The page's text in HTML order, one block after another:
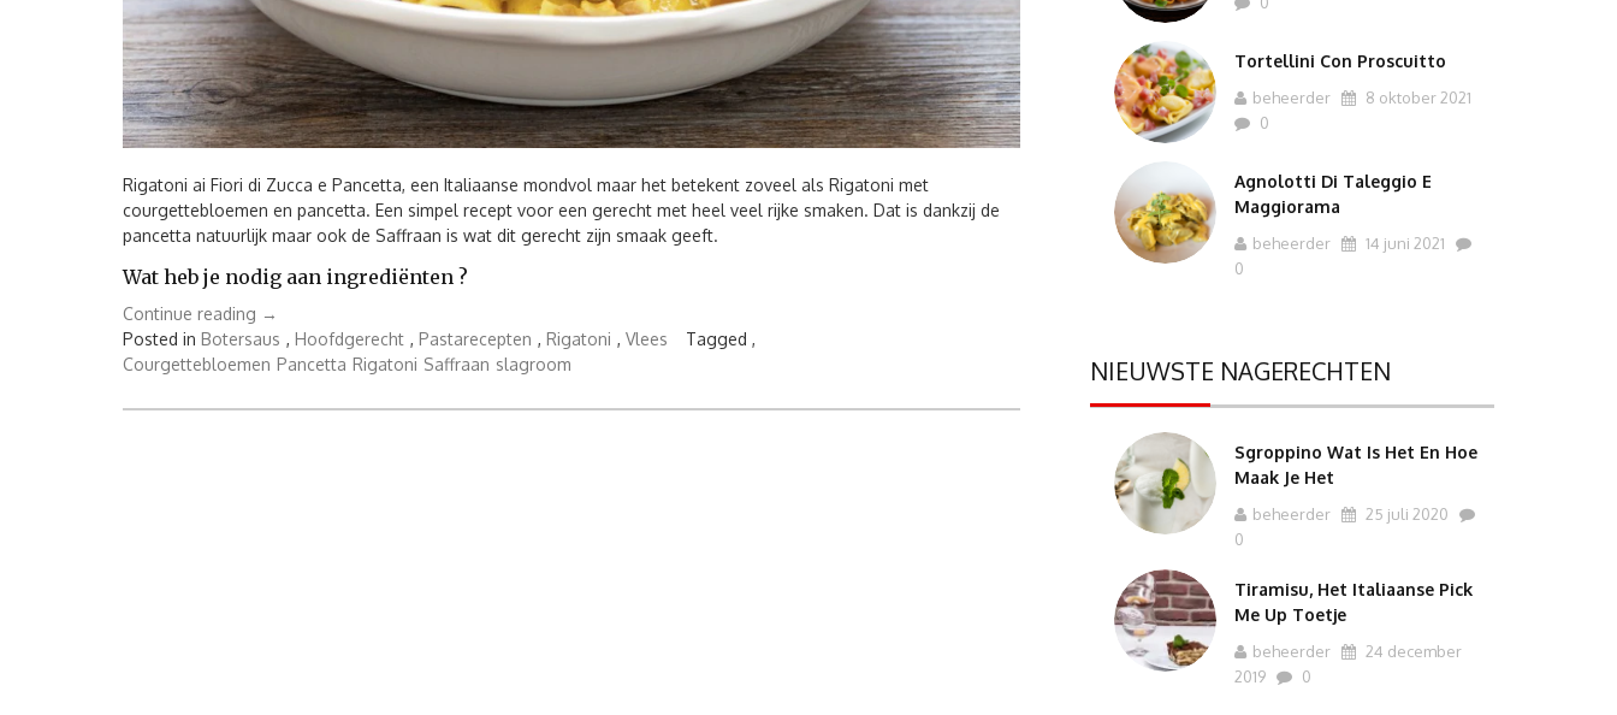
Rigatoni ai Fiori di Zucca e Pancetta, een Italiaanse mondvol maar het betekent zoveel als Rigatoni met
courgettebloemen en pancetta. Een simpel recept voor een gerecht met heel veel rijke smaken. Dat is dankzij de
pancetta natuurlijk maar ook de Saffraan is wat dit gerecht zijn smaak geeft.
Wat heb je nodig aan ingrediënten ?
Continue reading “Rigatoni
ai
Fiori
Zucca
→
Posted in Botersaus , Hoofdgerecht , Pastarecepten , Rigatoni , Vlees
Tagged ,
Courgettebloemen Pancetta Rigatoni Saffraan slagroom
Tortellini Con Proscuitto
beheerder
8 oktober 2021
0
Agnolotti Di Taleggio E
Maggiorama
beheerder
14 juni 2021
0
NIEUWSTE NAGERECHTEN
Sgroppino Wat Is Het En Hoe
Maak Je Het
beheerder
25 juli 2020
0
Tiramisu, Het Italiaanse Pick
Me Up Toetje
beheerder
24 december
2019
0